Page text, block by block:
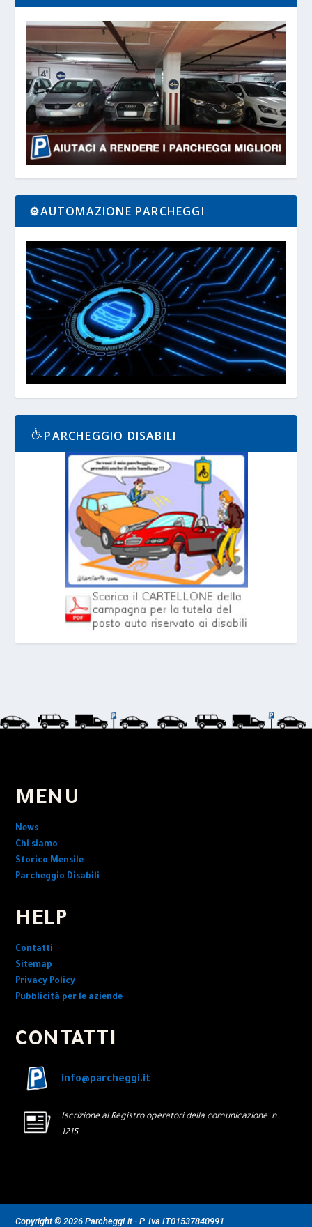
⚙️AUTOMAZIONE PARCHEGGI
PARCHEGGIO DISABILI
MENU
News
Chi siamo
Storico Mensile
Parcheggio Disabili
HELP
Contatti
Sitemap
Privacy Policy
Pubblicità per le aziende
CONTATTI
info@parcheggi.it
Iscrizione al Registro operatori della comunicazione n.
1215
Copyright © 2026 Parcheggi.it - P. Iva IT01537840991